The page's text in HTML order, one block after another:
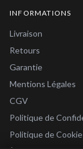
INFORMATIONS
Livraison
Retours
Garantie
Mentions Légales
CGV
Politique de
Politique de